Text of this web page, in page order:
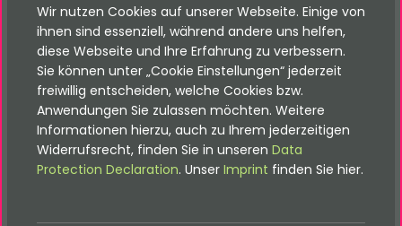
Merkzettel (zeitlich unbegrenzt im
LocalStorage)
Stelle Suchanfragen, wenn das gesuchte
Fahrzeug nicht vorhanden ist (dabei werden die
Suchparameter direkt in das Suchanfrage-
Formular übertragen)
Automatisch generiertes PDF zu Ihren
Fahrzeugen mit Ihrem Briefpapier (anpassbar
Wir nutzen Cookies auf unserer Webseite. Einige von
ihnen sind essenziell, während andere uns helfen,
diese Webseite und Ihre Erfahrung zu verbessern.
Sie können unter „Cookie Einstellungen“ jederzeit
freiwillig entscheiden, welche Cookies bzw.
Anwendungen Sie zulassen möchten. Weitere
Informationen hierzu, auch zu Ihrem jederzeitigen
Widerrufsrecht, finden Sie in unseren Data
Protection Declaration. Unser Imprint finden Sie hier.